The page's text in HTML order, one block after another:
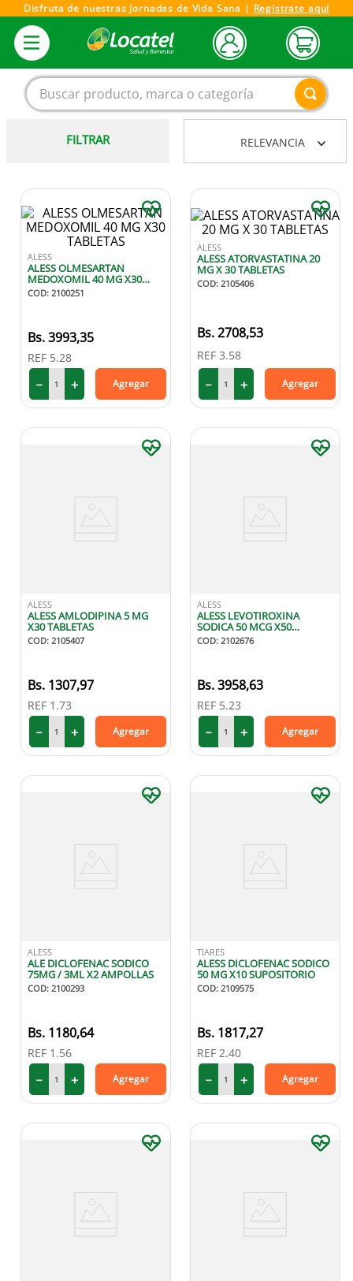
Disfruta de nuestras Jornadas de Vida Sana | Regístrate aquí
Buscar producto, marca o categoría
FILTRAR RELEVANCIA
ALESS
ALESS OLMESARTAN
MEDOXOMIL 40 MG X30
TABLETAS
COD: 2100251
3993,35
REF 5.28
＋
－ Agregar
ALESS
ALESS ATORVASTATINA 20
MG X 30 TABLETAS
COD: 2105406
2708,53
REF 3.58
＋
－ Agregar
ALESS
ALESS AMLODIPINA 5 MG
X30 TABLETAS
COD: 2105407
1307,97
REF 1.73
＋
－ Agregar
ALESS
ALESS LEVOTIROXINA
SODICA 50 MCG X50
TABLETAS
COD: 2102676
3958,63
REF 5.23
＋
－ Agregar
ALESS
ALE DICLOFENAC SODICO
75MG / 3ML X2 AMPOLLAS
COD: 2100293
1180,64
REF 1.56
＋
－ Agregar
TIARES
ALESS DICLOFENAC SODICO
50 MG X10 SUPOSITORIO
COD: 2109575
1817,27
REF 2.40
＋
－ Agregar
3.
tensiometro
4.
vitamina c
5.
vitamina
6.
linezolid
8.
protector solar
.
miovit
10. medias compresión